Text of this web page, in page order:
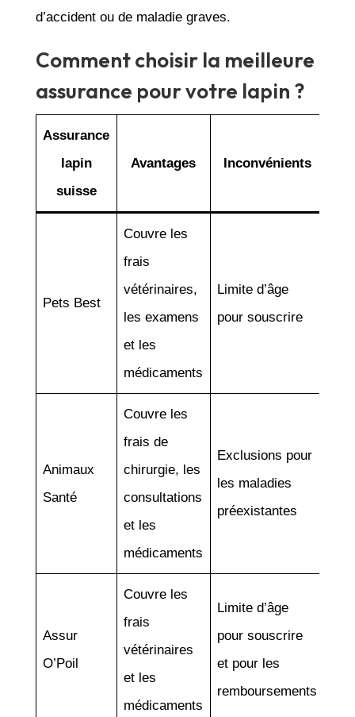
d’accident ou de maladie graves.
Comment choisir la meilleure
assurance pour votre lapin ?
Assurance
lapin
suisse
Avantages Inconvénients
Pets Best
Couvre les
frais
vétérinaires,
les examens
et les
médicaments
Limite d’âge
pour souscrire
Animaux
Santé
Couvre les
frais de
chirurgie, les
consultations
et les
médicaments
Exclusions pour
les maladies
préexistantes
Assur
O’Poil
Couvre les
frais
vétérinaires
et les
médicaments
Limite d’âge
pour souscrire
et pour les
remboursements